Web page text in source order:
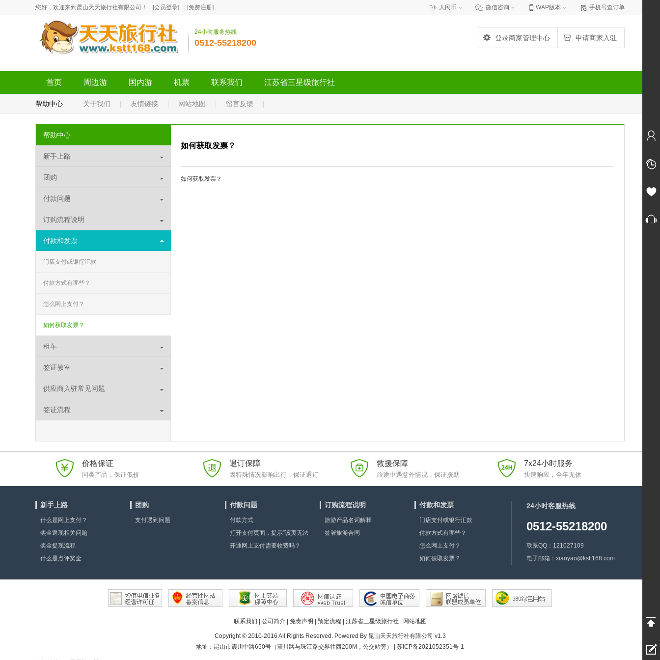
您好，欢迎来到昆山天天旅行社有限公司！ [会员登录] [免费注册] 人民币 微信咨询 WAP版本 手机号查订单
24小时服务热线
0512-55218200 登录商家管理中心 申请商家入驻
首页 周边游 国内游 机票 联系我们 江苏省三星级旅行社
帮助中心 关于我们 友情链接 网站地图 留言反馈
帮助中心
新手上路
团购
付款问题
订购流程说明
付款和发票
门店支付或银行汇款
付款方式有哪些？
怎么网上支付？
如何获取发票？
租车
签证教室
供应商入驻常见问题
签证流程
如何获取发票？
如何获取发票？
价格保证
同类产品，保证低价
退订保障
因特殊情况影响出行，保证退订
救援保障
旅途中遇意外情况，保证援助
7x24小时服务
快速响应，全年无休
新手上路
什么是网上支付？
奖金返现相关问题
奖金提现流程
什么是点评奖金
团购
支付遇到问题
付款问题
付款方式
打开支付页面，提示”该页无法
显示”或空白页，可能是什么原
开通网上支付需要收费吗？
订购流程说明
旅游产品名词解释
签署旅游合同
付款和发票
门店支付或银行汇款
付款方式有哪些？
怎么网上支付？
如何获取发票？
24小时客服热线
0512-55218200
联系QQ：121027109
电子邮箱：xiaoyao@kstt168.com
联系我们 公司简介| 免责声明 预定流程 江苏省三星级旅行社 网站地图
Copyright © 2010-2016 All Rights Reserved. Powered By 昆山天天旅行社有限公司 v1.3
地址：昆山市震川中路650号（震川路与珠江路交界往西200M，公交站旁） | 苏ICP备2021052351号-1